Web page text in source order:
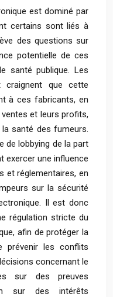
est dominé par
certains sont liés à
des questions sur
potentielle de ces
santé publique. Les
craignent que cette
à ces fabricants, en
et leurs profits,
santé des fumeurs.
de lobbying de la part
exercer une influence
et réglementaires, en
sur la sécurité
Il est donc
régulation stricte du
afin de protéger la
prévenir les conflits
concernant le
sur des preuves
sur des intérêts